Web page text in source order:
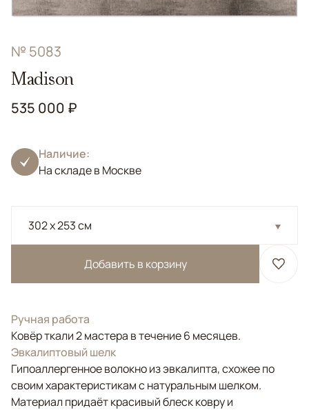
№ 5083
Madison
535 000 ₽
Наличие:
На складе в Москве
302 x 253 см
Добавить в корзину
Ручная работа
Ковёр ткали 2 мастера в течение 6 месяцев.
Эвкалиптовый шелк
Гипоаллергенное волокно из эвкалипта, схожее по
своим характеристикам с натуральным шелком.
Материал придаёт красивый блеск ковру и